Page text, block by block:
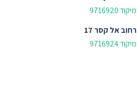
מיקוד 9716920
רחובאל קסר 17
מיקוד 9716924